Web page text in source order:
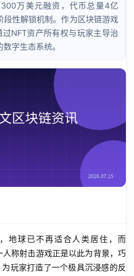
万美元融资，代币总量4亿
段性解锁机制。作为区块链游戏
NFT资产所有权与玩家主导治
字生态系统。
地球已不再适合人类居住，而
称射击游戏正是以此为背景，巧
玩家打造了一个极具沉浸感的反